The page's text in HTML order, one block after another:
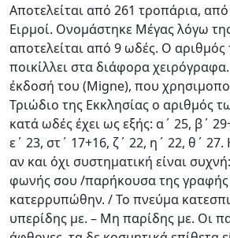
Αποτελείται από 261 τροπάρια, από
Ειρμοί. Ονομάστηκε Μέγας λόγω
αποτελείται από 9 ωδές. Ο
ποικίλλει στα διάφορα
έκδοσή του (Migne), που
Τριώδιο της Εκκλησίας ο αριθμός
κατά ωδές έχει ως εξής: α΄ 25, β΄
ε΄ 23, στ΄ 17+16, ζ΄ 22, η΄ 22, θ΄
αν και όχι συστηματική είναι
φωνής σου /παρήκουσα της
κατερρυπώθην. / Το πνεύμα
υπερίδης με. – Μη παρίδης με. Οι